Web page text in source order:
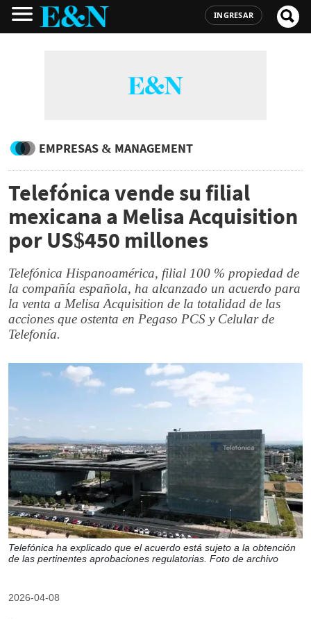
INGRESAR
EMPRESAS & MANAGEMENT
Telefónica vende su filial
mexicana a Melisa Acquisition
por US$450 millones
Telefónica Hispanoamérica, filial 100 % propiedad de
la compañía española, ha alcanzado un acuerdo para
la venta a Melisa Acquisition de la totalidad de las
acciones que ostenta en Pegaso PCS y Celular de
Telefonía.
Telefónica ha explicado que el acuerdo está sujeto a la obtención
de las pertinentes aprobaciones regulatorias. Foto de archivo
2026-04-08